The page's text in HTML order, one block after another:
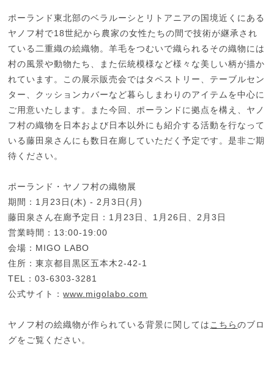
ポーランド東北部のベラルーシとリトアニアの国境近くにある
ヤノフ村で18世紀から農家の女性たちの間で技術が継承され
ている二重織の絵織物。羊毛をつむいで織られるその織物には
村の風景や動物たち、また伝統模様など様々な美しい柄が描か
れています。この展示販売会ではタペストリー、テーブルセン
ター、クッションカバーなど暮らしまわりのアイテムを中心に
ご用意いたします。また今回、ポーランドに拠点を構え、ヤノ
フ村の織物を日本および日本以外にも紹介する活動を行なって
いる藤田泉さんにも数日在廊していただく予定です。是非ご期
待ください。
ポーランド・ヤノフ村の織物展
期間：1月23日(木) - 2月3日(月)
藤田泉さん在廊予定日：1月23日、1月26日、2月3日
営業時間：13:00-19:00
会場：MIGO LABO
住所：東京都目黒区五本木2-42-1
TEL：03-6303-3281
公式サイト：www.migolabo.com
ヤノフ村の絵織物が作られている背景に関しては こちらのブロ
グをご覧ください。